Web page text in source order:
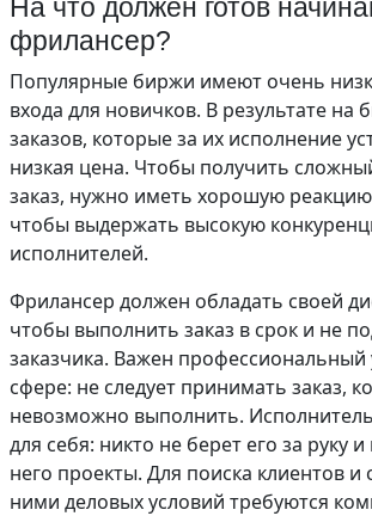
На что должен готов
фрилансер?
Популярные биржи имеют очень
входа для новичков. В результате на
заказов, которые за их исполнение
низкая цена. Чтобы получить
заказ, нужно иметь хорошую реакцию
чтобы выдержать высокую
исполнителей.
Фрилансер должен обладать своей
чтобы выполнить заказ в срок и не
заказчика. Важен профессиональный
сфере: не следует принимать заказ,
невозможно выполнить.
для себя: никто не берет его за руку
него проекты. Для поиска клиентов и
ними деловых условий требуются